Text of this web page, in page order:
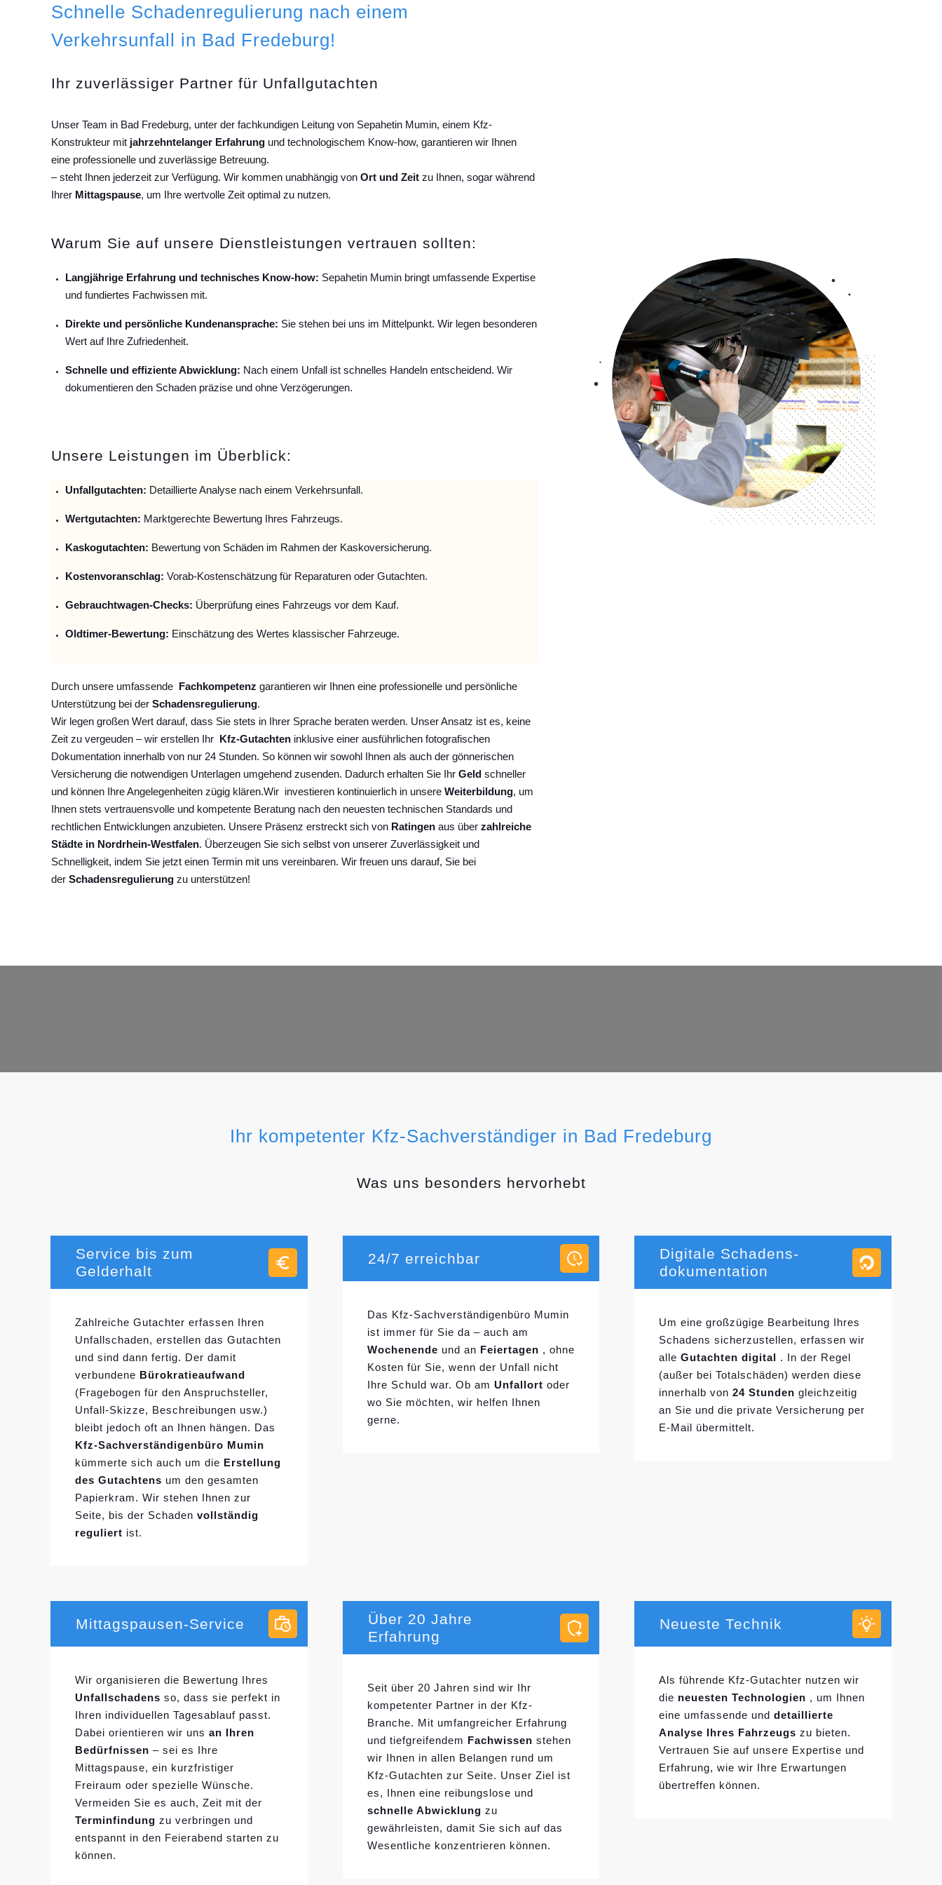
Schnelle Schadenregulierung nach einem
Verkehrsunfall in Bad Fredeburg!
Ihr zuverlässiger Partner für Unfallgutachten
Unser Team in Bad Fredeburg, unter der fachkundigen Leitung von Sepahetin Mumin, einem Kfz-
Konstrukteur mit jahrzehntelanger Erfahrung und technologischem Know-how, garantieren wir Ihnen
eine professionelle und zuverlässige Betreuung.
– steht Ihnen jederzeit zur Verfügung. Wir kommen unabhängig von Ort und Zeit zu Ihnen, sogar während
Ihrer Mittagspause, um Ihre wertvolle Zeit optimal zu nutzen.
Warum Sie auf unsere Dienstleistungen vertrauen sollten:
Langjährige Erfahrung und technisches Know-how: Sepahetin Mumin bringt umfassende Expertise
und fundiertes Fachwissen mit.
Direkte und persönliche Kundenansprache: Sie stehen bei uns im Mittelpunkt. Wir legen besonderen
Wert auf Ihre Zufriedenheit.
Schnelle und effiziente Abwicklung: Nach einem Unfall ist schnelles Handeln entscheidend. Wir
dokumentieren den Schaden präzise und ohne Verzögerungen.
Unsere Leistungen im Überblick:
Unfallgutachten: Detaillierte Analyse nach einem Verkehrsunfall.
Wertgutachten: Marktgerechte Bewertung Ihres Fahrzeugs.
Kaskogutachten: Bewertung von Schäden im Rahmen der Kaskoversicherung.
Kostenvoranschlag: Vorab-Kostenschätzung für Reparaturen oder Gutachten.
Gebrauchtwagen-Checks: Überprüfung eines Fahrzeugs vor dem Kauf.
Oldtimer-Bewertung: Einschätzung des Wertes klassischer Fahrzeuge.
Durch unsere umfassende Fachkompetenz garantieren wir Ihnen eine professionelle und persönliche
Unterstützung bei der Schadensregulierung.
Wir legen großen Wert darauf, dass Sie stets in Ihrer Sprache beraten werden. Unser Ansatz ist es, keine
Zeit zu vergeuden – wir erstellen Ihr
Kfz-Gutachten inklusive einer ausführlichen fotografischen
Dokumentation innerhalb von nur 24 Stunden. So können wir sowohl Ihnen als auch der gönnerischen
Versicherung die notwendigen Unterlagen umgehend zusenden. Dadurch erhalten Sie Ihr Geld schneller
und können Ihre Angelegenheiten zügig klären.Wir investieren kontinuierlich in unsere Weiterbildung, um
Ihnen stets vertrauensvolle und kompetente Beratung nach den neuesten technischen Standards und
rechtlichen Entwicklungen anzubieten. Unsere Präsenz erstreckt sich von Ratingen aus über zahlreiche
Städte in Nordrhein-Westfalen. Überzeugen Sie sich selbst von unserer Zuverlässigkeit und
Schnelligkeit, indem Sie jetzt einen Termin mit uns vereinbaren. Wir freuen uns darauf, Sie bei
der Schadensregulierung zu unterstützen!
Ihr kompetenter Kfz-Sachverständiger in Bad Fredeburg
Was uns besonders hervorhebt
Service bis zum
Gelderhalt
Zahlreiche Gutachter erfassen Ihren
Unfallschaden, erstellen das Gutachten
und sind dann fertig. Der damit
verbundene Bürokratieaufwand
(Fragebogen für den Anspruchsteller,
Unfall-Skizze, Beschreibungen usw.)
bleibt jedoch oft an Ihnen hängen. Das
Kfz-Sachverständigenbüro Mumin
kümmerte sich auch um die Erstellung
des Gutachtens um den gesamten
Papierkram. Wir stehen Ihnen zur
Seite, bis der Schaden vollständig
reguliert ist.
24/7 erreichbar
Das Kfz-Sachverständigenbüro Mumin
ist immer für Sie da – auch am
Wochenende und an Feiertagen , ohne
Kosten für Sie, wenn der Unfall nicht
Ihre Schuld war. Ob am Unfallort oder
wo Sie möchten, wir helfen Ihnen
gerne.
Digitale Schadens-
dokumentation
Um eine großzügige Bearbeitung Ihres
Schadens sicherzustellen, erfassen wir
alleGutachten digital
. In der Regel
(außer bei Totalschäden) werden diese
innerhalb von24 Stunden gleichzeitig
an Sie und die private Versicherung per
E-Mail übermittelt.
Mittagspausen-Service
Wir organisieren die Bewertung Ihres
Unfallschadens so, dass sie perfekt in
Ihren individuellen Tagesablauf passt.
Dabei orientieren wir uns an Ihren
Bedürfnissen – sei es Ihre
Mittagspause, ein kurzfristiger
Freiraum oder spezielle Wünsche.
Vermeiden Sie es auch, Zeit mit der
Terminfindung zu verbringen und
entspannt in den Feierabend starten zu
können.
Über 20 Jahre
Erfahrung
Seit über 20 Jahren sind wir Ihr
kompetenter Partner in der Kfz-
Branche. Mit umfangreicher Erfahrung
und tiefgreifendem Fachwissen stehen
wir Ihnen in allen Belangen rund um
Kfz-Gutachten zur Seite. Unser Ziel ist
es, Ihnen eine reibungslose und
schnelle Abwicklung zu
gewährleisten, damit Sie sich auf das
Wesentliche konzentrieren können.
Neueste Technik
Als führende Kfz-Gutachter nutzen wir
die neuesten Technologien , um Ihnen
eine umfassende unddetaillierte
Analyse Ihres Fahrzeugs zu bieten.
Vertrauen Sie auf unsere Expertise und
Erfahrung, wie wir Ihre Erwartungen
übertreffen können.